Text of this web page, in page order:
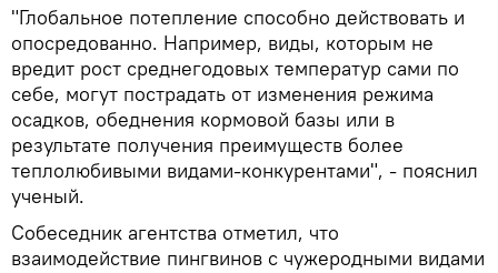
"Глобальное потепление способно действовать и
опосредованно. Например, виды, которым не
вредит рост среднегодовых температур сами по
себе, могут пострадать от изменения режима
осадков, обеднения кормовой базы или в
результате получения преимуществ более
теплолюбивыми видами-конкурентами", - пояснил
ученый.
Собеседник агентства отметил, что
взаимодействие пингвинов с чужеродными видами